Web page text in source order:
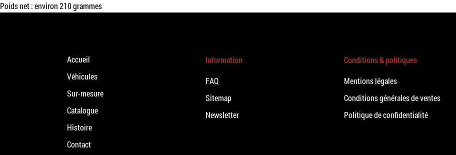
Poids net : environ 210 grammes
Accueil
Véhicules
Sur-mesure
Catalogue
Histoire
Contact
Information
FAQ
Sitemap
Newsletter
Conditions & politiques
Mentions légales
Conditions générales de ventes
Politique de confidentialité